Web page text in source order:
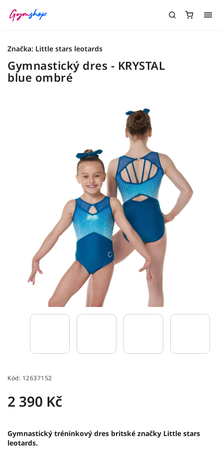
Gymnastický dres - KRYSTAL
blue ombré
Kód: 12637152
2 390 Kč
Gymnastický tréninkový dres britské značky Little stars
leotards.
Značka: Little stars leotards